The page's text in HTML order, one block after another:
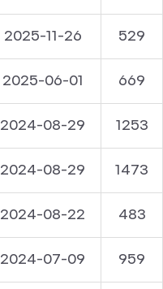
2025-11-26 529
2025-06-01 669
2024-08-29 1253
2024-08-29 1473
2024-08-22 483
2024-07-09 959